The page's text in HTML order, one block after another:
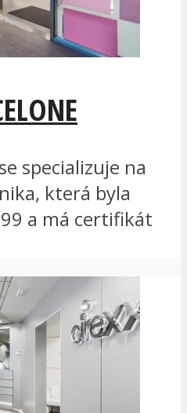
specializuje na
která byla
a má certifikát